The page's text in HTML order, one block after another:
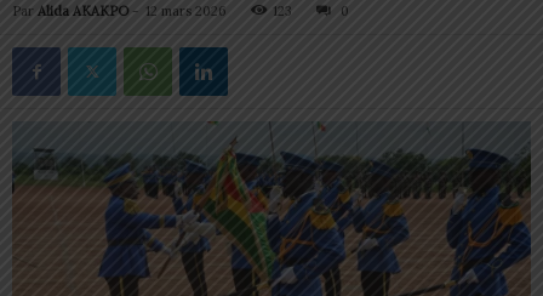
Par Alida AKAKPO- 12 mars 2026 123 0